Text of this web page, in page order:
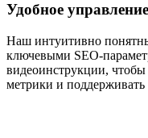
Удобное
Наш интуитивно
ключевыми SEO-
видеоинструкции,
метрики и поддерживать